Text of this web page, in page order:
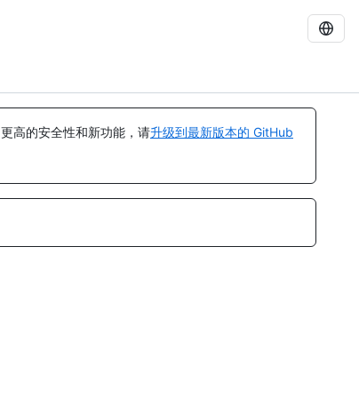
高的安全性和新功能，请升级到最新版本的 GitHub